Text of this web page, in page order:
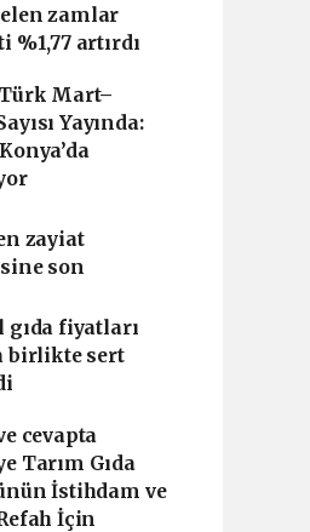
zamlar
%1,77 artırdı
Mart–
Yayında:
zayiat
son
gıda fiyatları
birlikte sert
cevapta
Tarım Gıda
İstihdam ve
İçin